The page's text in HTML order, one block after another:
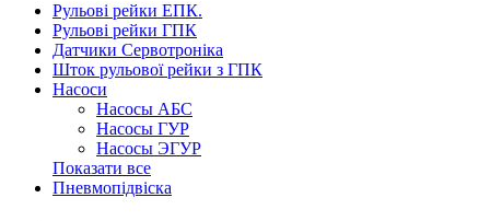
Рульові рейки ЕПК.
Рульові рейки ГПК
Датчики Сервотроніка
Шток рульової рейки з ГПК
Насоси
Насосы АБС
Насосы ГУР
Насосы ЭГУР
Показати все
Пневмопідвіска